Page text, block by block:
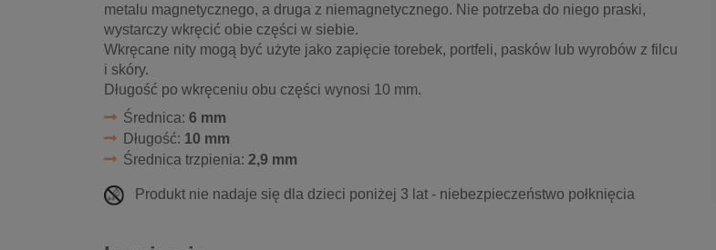
metalu magnetycznego, a druga z niemagnetycznego. Nie potrzeba do niego praski,
wystarczy wkręcić obie części w siebie.
Wkręcane nity mogą być użyte jako zapięcie torebek, portfeli, pasków lub wyrobów z filcu
i skóry.
Długość po wkręceniu obu części wynosi 10 mm.
Średnica: 6 mm
Długość: 10 mm
Średnica trzpienia: 2,9 mm
Produkt nie nadaje się dla dzieci poniżej 3 lat - niebezpieczeństwo połknięcia